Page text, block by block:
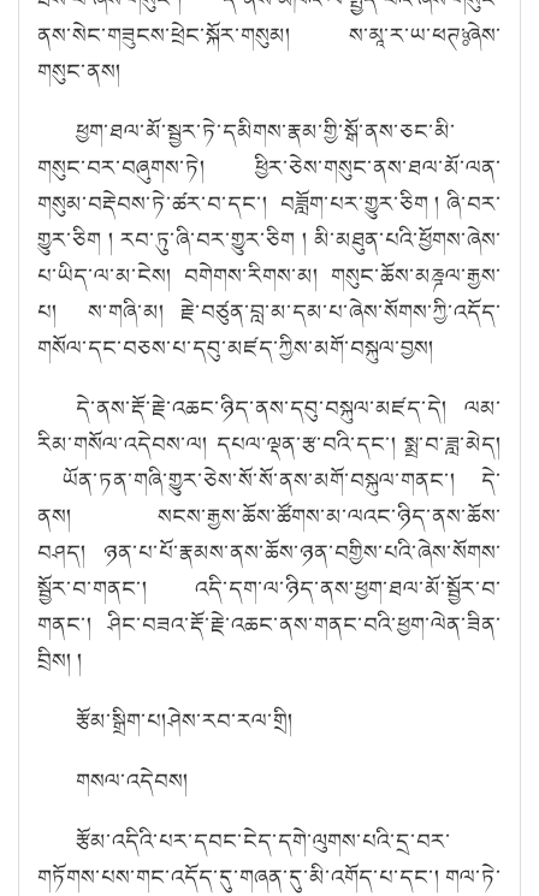
ནས་སེང་གཟུངས་ཕྲེང་སྐོར་གསུམ། ས་མཱ་ར་ཡ་ཕཊཿ་ཞེས་
གསུང་ནས།
ཕྱག་ཐལ་མོ་སྦྱར་ཏེ་དམིགས་རྣམ་གྱི་སྒོ་ནས་ཅང་མི་
གསུང་བར་བཞུགས་ཏེ། ཕྱིར་ཅེས་གསུང་ནས་ཐལ་མོ་ལན་
གསུམ་བརྡེབས་ཏེ་ཚར་བ་དང་། བཟློག་པར་གྱུར་ཅིག ། ཞི་བར་
གྱུར་ཅིག ། རབ་ཏུ་ཞི་བར་གྱུར་ཅིག ། མི་མཐུན་པའི་ཕྱོགས་ཞེས་
པ་ཡིད་ལ་མ་ངེས། བགེགས་རིགས་མ། གསུང་ཆོས་མཎྜལ་རྒྱས་
པ། ས་གཞི་མ། རྗེ་བཙུན་བླ་མ་དམ་པ་ཞེས་སོགས་ཀྱི་འདོད་
གསོལ་དང་བཅས་པ་དབུ་མཛད་ཀྱིས་མགོ་བསྐུལ་བྱས།
དེ་ནས་རྡོ་རྗེ་འཆང་ཉིད་ནས་དབུ་བསྐུལ་མཛད་དེ། ལམ་
རིམ་གསོལ་འདེབས་ལ། དཔལ་ལྡན་རྩ་བའི་དང་། སྨྲ་བ་ཟླ་མེད།
ཡོན་ཏན་གཞི་གྱུར་ཅེས་སོ་སོ་ནས་མགོ་བསྐུལ་གནང་། དེ་
ནས། སངས་རྒྱས་ཆོས་ཚོགས་མ་ལའང་ཉིད་ནས་ཆོས་
བཤད། ཉན་པ་པོ་རྣམས་ནས་ཆོས་ཉན་བགྱིས་པའི་ཞེས་སོགས་
སྦྱོར་བ་གནང་། འདི་དག་ལ་ཉིད་ནས་ཕྱག་ཐལ་མོ་སྦྱོར་བ་
གནང་། ཤིང་བཟའ་རྡོ་རྗེ་འཆང་ནས་གནང་བའི་ཕྱག་ལེན་ཟིན་
བྲིས། །
རྩོམ་སྒྲིག་པ།ཤེས་རབ་རལ་གྲི།
གསལ་འདེབས།
རྩོམ་འདིའི་པར་དབང་ངེད་དགེ་ལུགས་པའི་དྲ་བར་
གཏོགས་པས་གང་འདོད་དུ་གཞན་དུ་མི་འགོད་པ་དང་། གལ་ཏེ་